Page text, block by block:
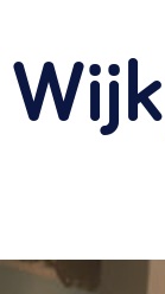
Eigen
Zorgzame